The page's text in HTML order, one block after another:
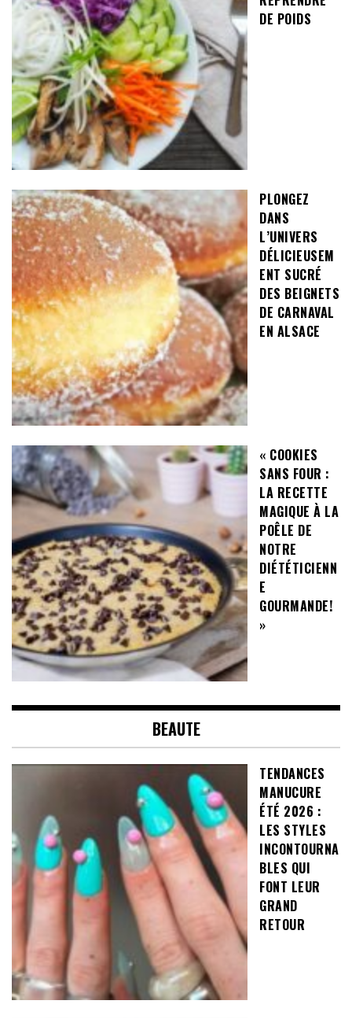
DE POIDS
PLONGEZ
DANS
L’UNIVERS
DÉLICIEUSEM
ENT SUCRÉ
DES BEIGNETS
DE CARNAVAL
EN ALSACE
« COOKIES
SANS FOUR :
LA RECETTE
MAGIQUE À LA
POÊLE DE
NOTRE
DIÉTÉTICIENN
E
GOURMANDE!
»
BEAUTE
TENDANCES
MANUCURE
ÉTÉ 2026 :
LES STYLES
INCONTOURNA
BLES QUI
FONT LEUR
GRAND
RETOUR